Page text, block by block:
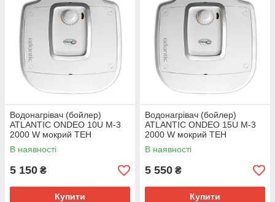
Водонагрівач (бойлер)
ATLANTIC ONDEO 10U M-3
2000 W мокрий ТЕН
В наявності
5 150 ₴
Купити
Водонагрівач (бойлер)
ATLANTIC ONDEO 15U M-3
2000 W мокрий ТЕН
В наявності
5 550 ₴
Купити